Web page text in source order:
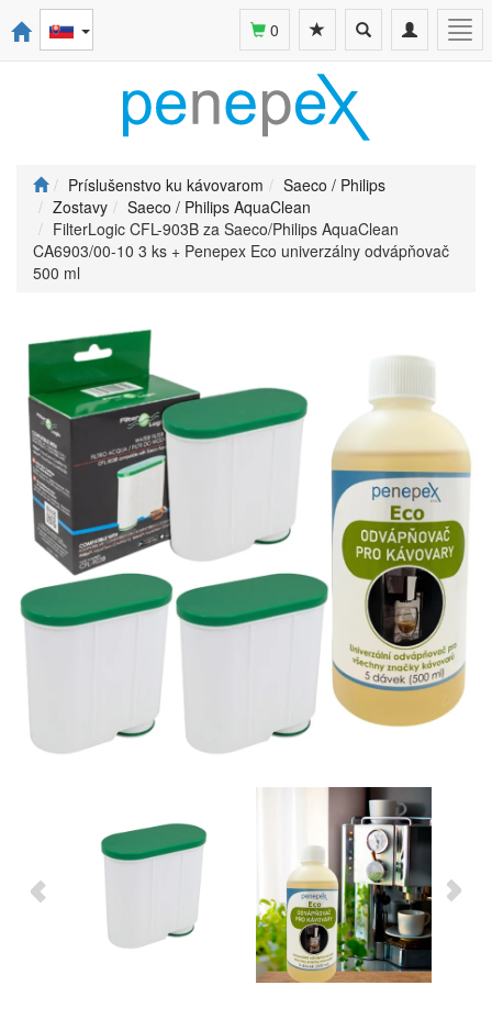
Toggle
navigation
Toggle
search
0
Príslušenstvo ku kávovarom
Saeco / Philips
Zostavy
Saeco / Philips AquaClean
FilterLogic CFL-903B za Saeco/Philips AquaClean
CA6903/00-10 3 ks + Penepex Eco univerzálny odvápňovač
500 ml